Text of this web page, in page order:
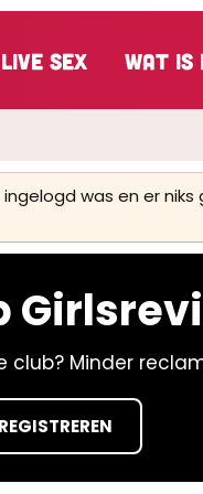
Live Sex Wat is
was en er
club? Minder
REGISTREREN